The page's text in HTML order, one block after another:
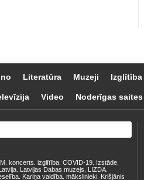
Literatūra Muzeji Izglītība
Video Noderīgas saites
koncerts izglītība COVID-19 Izstāde
Latvijas Dabas muzejs LIZDA
Kariņa valdība mākslinieki Krišjānis